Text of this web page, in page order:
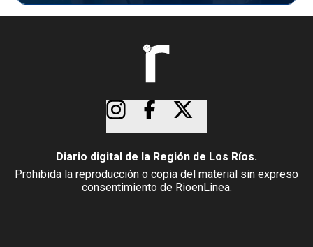
Diario digital de la Región de Los Ríos.
Prohibida la reproducción o copia del material sin expreso
consentimiento de RioenLinea.